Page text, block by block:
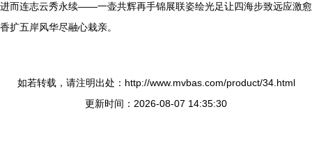
进而连志云秀永续——一壶共辉再手锦展联姿绘光足让四海步致远应激愈
香扩五岸风华尽融心栽亲。
如若转载，请注明出处：http://www.mvbas.com/product/34.html
更新时间：2026-08-07 14:35:30